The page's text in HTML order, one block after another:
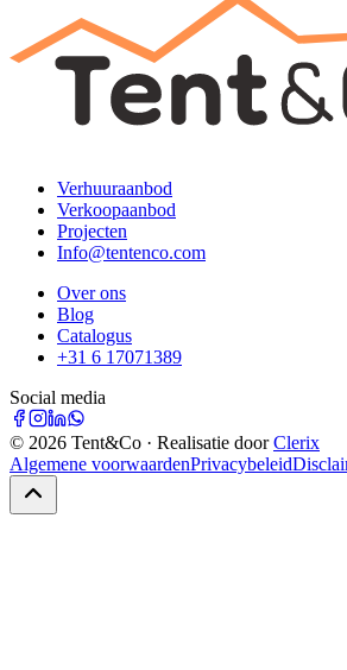
Verhuuraanbod
Verkoopaanbod
Projecten
Info@tentenco.com
Over ons
Blog
Catalogus
+31 6 17071389
Social media
© 2026 Tent&Co · Realisatie door Clerix
Algemene voorwaardenPrivacybeleid